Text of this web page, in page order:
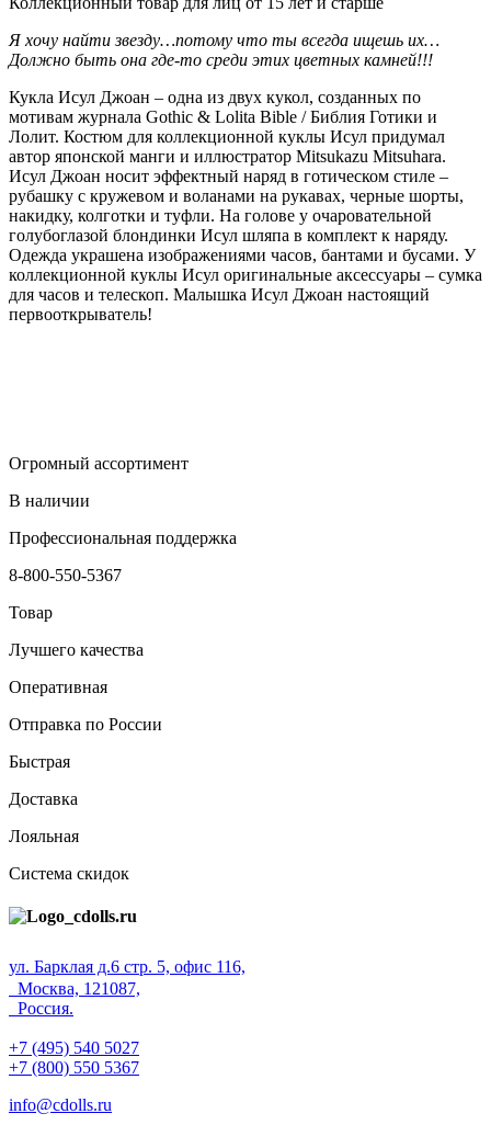
Я хочу найти звезду…потому что ты всегда ищешь их…
Должно быть она где-то среди этих цветных камней!!!
Кукла Исул Джоан – одна из двух кукол, созданных по
мотивам журнала Gothic & Lolita Bible / Библия Готики и
Лолит. Костюм для коллекционной куклы Исул придумал
автор японской манги и иллюстратор Mitsukazu Mitsuhara.
Исул Джоан носит эффектный наряд в готическом стиле –
рубашку с кружевом и воланами на рукавах, черные шорты,
накидку, колготки и туфли. На голове у очаровательной
голубоглазой блондинки Исул шляпа в комплект к наряду.
Одежда украшена изображениями часов, бантами и бусами. У
коллекционной куклы Исул оригинальные аксессуары – сумка
для часов и телескоп. Малышка Исул Джоан настоящий
первооткрыватель!
Огромный ассортимент
В наличии
Профессиональная поддержка
8-800-550-5367
Товар
Лучшего качества
Оперативная
Отправка по России
Быстрая
Доставка
Лояльная
Система скидок
ул. Барклая д.6 стр. 5, офис 116,
Москва, 121087,
Россия.
+7 (495) 540 5027
+7 (800) 550 5367
info@cdolls.ru